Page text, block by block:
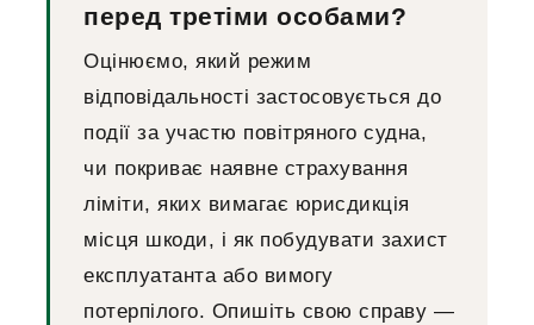
перед третіми особами?
Оцінюємо, який режим
відповідальності застосовується до
події за участю повітряного судна,
чи покриває наявне страхування
ліміти, яких вимагає юрисдикція
місця шкоди, і як побудувати захист
експлуатанта або вимогу
потерпілого. Опишіть свою справу —